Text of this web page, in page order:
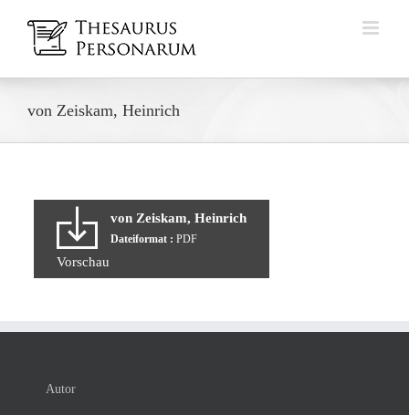
Inhalt
springen
von Zeiskam, Heinrich
von Zeiskam, Heinrich
Dateiformat : PDF
Vorschau
Autor